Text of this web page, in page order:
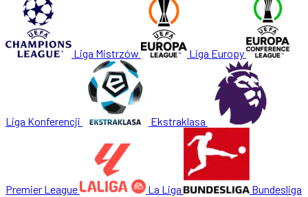
Liga Mistrzów Liga Europy
Liga Konferencji Ekstraklasa
Premier League La Liga Bundesliga